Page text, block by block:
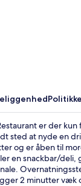
er der
sted at nyde en
og er åben til
en snackbar/deli,
2 minutter væk